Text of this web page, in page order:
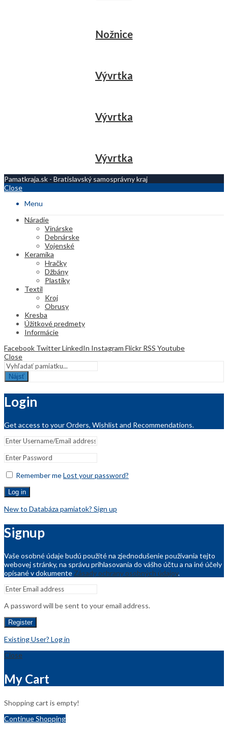
Nožnice
Vývrtka
Vývrtka
Vývrtka
Pamatkraja.sk - Bratislavský samosprávny kraj
Close
Menu
Náradie
Vinárske
Debnárske
Vojenské
Keramika
Hračky
Džbány
Plastiky
Textil
Kroj
Obrusy
Kresba
Úžitkové predmety
Informácie
Facebook TwitterLinkedIn Instagram Flickr RSS Youtube
Close
Nájsť
Login
Get access to your Orders, Wishlist and Recommendations.
Remember meLost your password?
Log in
New to Databáza pamiatok? Sign up
Signup
Vaše osobné údaje budú použité na zjednodušenie používania tejto
webovej stránky, na správu prihlasovania do vášho účtu a na iné účely
opísané v dokumente Zásady ochrany osobných údajov.
A password will be sent to your email address.
Register
Existing User? Log in
Close
My Cart
Shopping cart is empty!
Continue Shopping